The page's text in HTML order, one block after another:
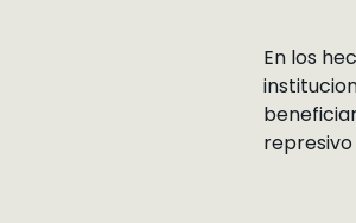
En los